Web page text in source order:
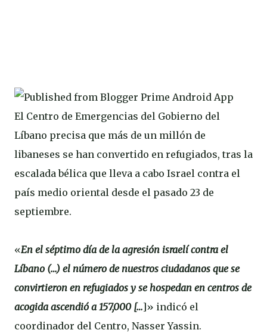
El Centro de Emergencias del Gobierno del
Líbano precisa que más de un millón de
libaneses se han convertido en refugiados, tras la
escalada bélica que lleva a cabo Israel contra el
país medio oriental desde el pasado 23 de
septiembre.
«En el séptimo día de la agresión israelí contra el
Líbano (…) el número de nuestros ciudadanos que se
convirtieron en refugiados y se hospedan en centros de
acogida ascendió a 157,000 […]» indicó el
coordinador del Centro, Nasser Yassin.